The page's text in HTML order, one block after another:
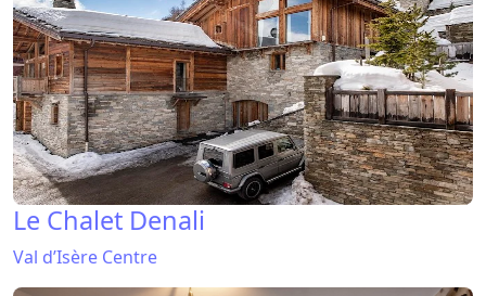
Le Chalet Denali
Val d’Isère Centre